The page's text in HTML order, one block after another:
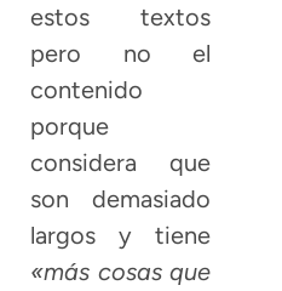
estos textos
pero no el
contenido
porque
considera que
son demasiado
largos y tiene
«más cosas que